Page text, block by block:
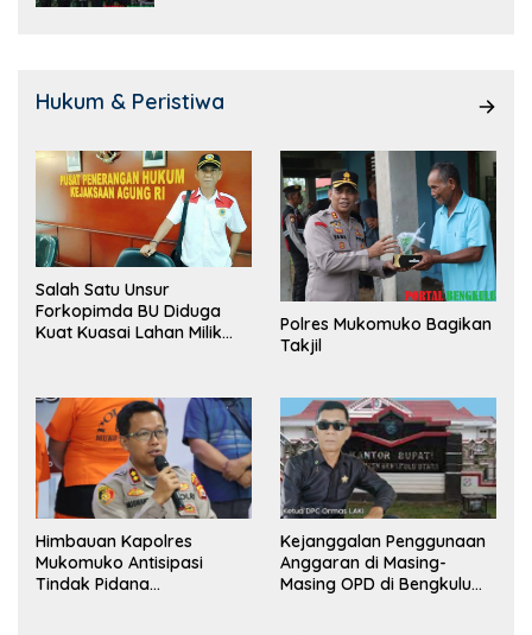
Hukum & Peristiwa
Salah Satu Unsur
Forkopimda BU Diduga
Kuat Kuasai Lahan Milik
Polres Mukomuko Bagikan
Takjil
Himbauan Kapolres
Mukomuko Antisipasi
Tindak Pidana
Kejanggalan Penggunaan
Anggaran di Masing-
Masing OPD di Bengkulu